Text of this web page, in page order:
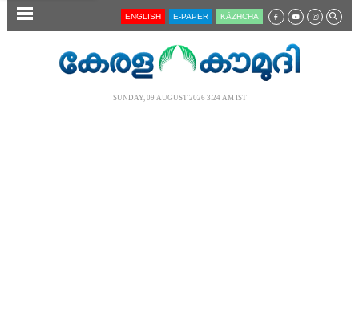
SECTIONS ENGLISH E-PAPER KĀZHCHA
SUNDAY, 09 AUGUST 2026 3.24 AM IST